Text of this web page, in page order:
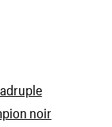
noir